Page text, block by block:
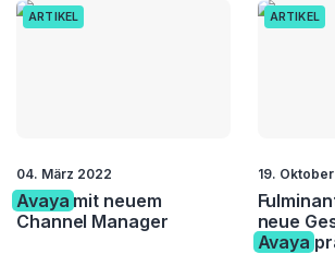
ARTIKEL
04. März 2022
Avaya mit neuem
Channel Manager
ARTIKEL
19.
neue
Avaya